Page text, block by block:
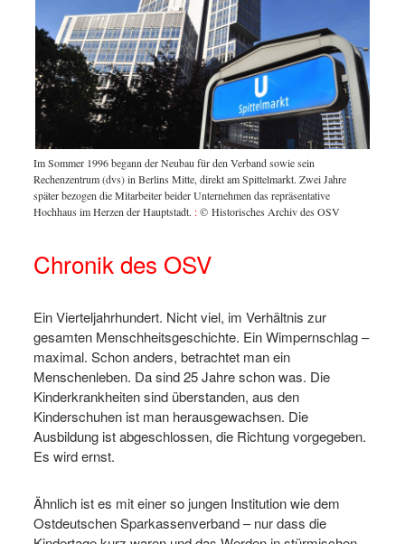
Im Sommer 1996 begann der Neubau für den Verband sowie sein
Rechenzentrum (dvs) in Berlins Mitte, direkt am Spittelmarkt. Zwei Jahre
später bezogen die Mitarbeiter beider Unternehmen das repräsentative
Hochhaus im Herzen der Hauptstadt. :© Historisches Archiv des OSV
Chronik des OSV
Ein Vierteljahrhundert. Nicht viel, im Verhältnis zur
gesamten Menschheitsgeschichte. Ein Wimpernschlag –
maximal. Schon anders, betrachtet man ein
Menschenleben. Da sind 25 Jahre schon was. Die
Kinderkrankheiten sind überstanden, aus den
Kinderschuhen ist man herausgewachsen. Die
Ausbildung ist abgeschlossen, die Richtung vorgegeben.
Es wird ernst.
Ähnlich ist es mit einer so jungen Institution wie dem
Ostdeutschen Sparkassenverband – nur dass die